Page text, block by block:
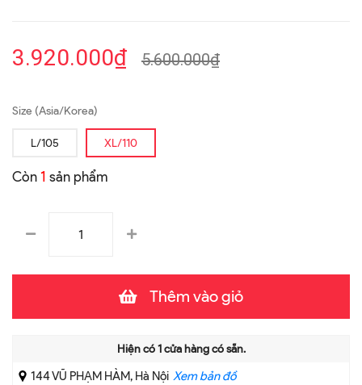
3.920.000₫ 5.600.000₫
Size (Asia/Korea)
L/105 XL/110
Còn 1 sản phẩm
Thêm vào giỏ
Hiện có1cửa hàng có sẵn.
144 VŨ PHẠM HÀM, Hà Nội Xem bản đồ